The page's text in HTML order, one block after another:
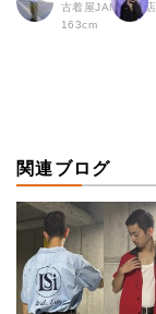
古着屋JAM 熊本店
163cm
関連ブログ